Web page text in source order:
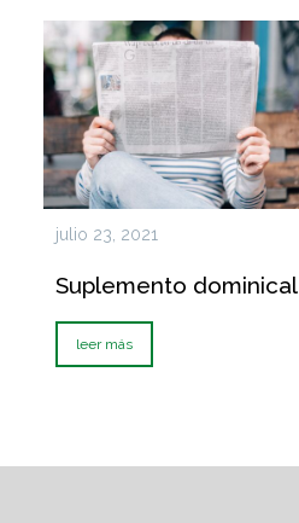
julio 23, 2021
Suplemento dominical
leer más